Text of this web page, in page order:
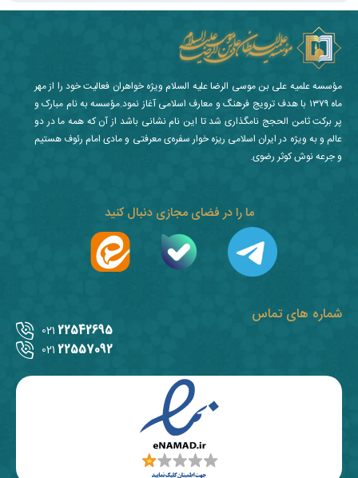
شماره های تماس
22542695
021
22557092
021
ما را در فضای مجازی دنبال کنید
مؤسسه علمیه علی بن موسی الرضا علیه السلام ویژه خواهران فعالیت خود را از مهر
ماه ۱۳۷۹ با هدف ترویج فرهنگ و معارف اسلامی آغاز نمود.مؤسسه به نام مبارک و
پر برکت ثامن الحجج نامگذاری شد تا این نام نشانی باشد از آن که همه ما در دو
عالم و به ویژه در ایران اسلامی ریزه خوار سفره‌ی معرفتی و مادی امام رئوف هستیم
و جرعه نوش کوثر رضوی.